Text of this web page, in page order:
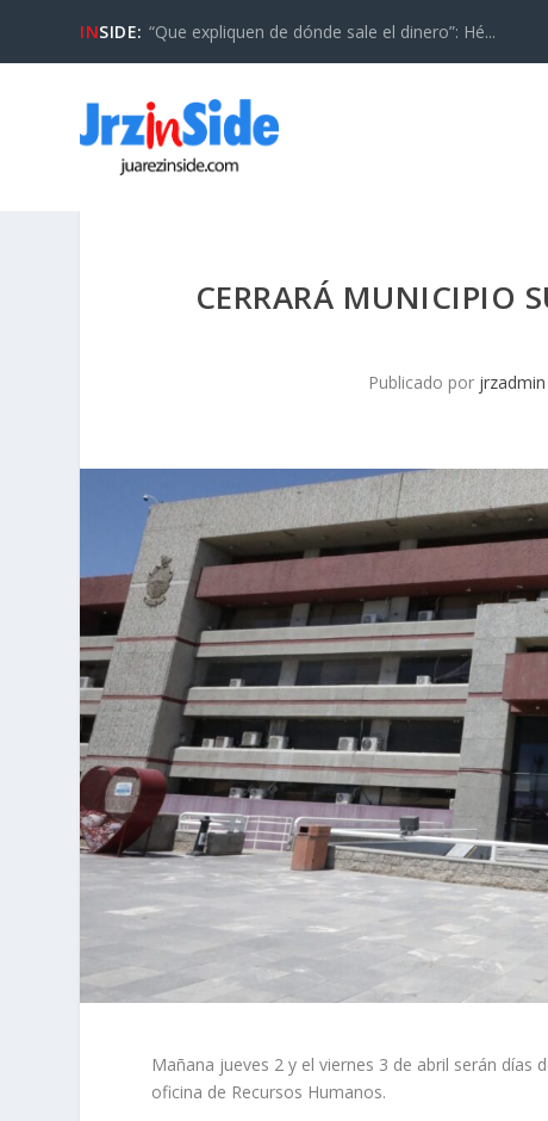
INSIDE: “Que expliquen de dónde sale el dinero”: Hé...
CERRARÁ MUNICIPIO
Publicado por jrzadmin
Mañana jueves 2 y el viernes 3 de abril serán
oficina de Recursos Humanos.